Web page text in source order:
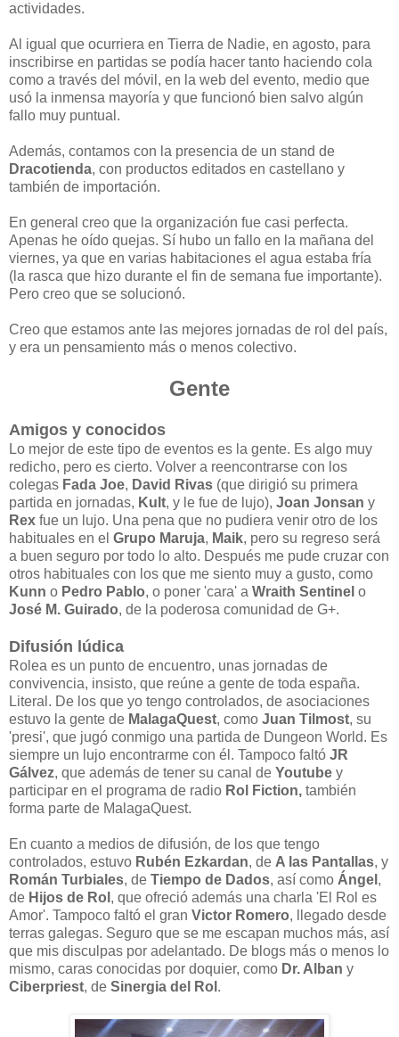
actividades.
Al igual que ocurriera en Tierra de Nadie, en agosto, para
inscribirse en partidas se podía hacer tanto haciendo cola
como a través del móvil, en la web del evento, medio que
usó la inmensa mayoría y que funcionó bien salvo algún
fallo muy puntual.
Además, contamos con la presencia de un stand de
Dracotienda, con productos editados en castellano y
también de importación.
En general creo que la organización fue casi perfecta.
Apenas he oído quejas. Sí hubo un fallo en la mañana del
viernes, ya que en varias habitaciones el agua estaba fría
(la rasca que hizo durante el fin de semana fue importante).
Pero creo que se solucionó.
Creo que estamos ante las mejores jornadas de rol del país,
y era un pensamiento más o menos colectivo.
Gente
Amigos y conocidos
Lo mejor de este tipo de eventos es la gente. Es algo muy
redicho, pero es cierto. Volver a reencontrarse con los
colegas Fada Joe, David Rivas (que dirigió su primera
partida en jornadas, Kult, y le fue de lujo), Joan Jonsan y
Rex fue un lujo. Una pena que no pudiera venir otro de los
habituales en el Grupo Maruja, Maik, pero su regreso será
a buen seguro por todo lo alto. Después me pude cruzar con
otros habituales con los que me siento muy a gusto, como
Kunn o Pedro Pablo, o poner 'cara' a Wraith Sentinel o
José M. Guirado, de la poderosa comunidad de G+.
Difusión lúdica
Rolea es un punto de encuentro, unas jornadas de
convivencia, insisto, que reúne a gente de toda españa.
Literal. De los que yo tengo controlados, de asociaciones
estuvo la gente de MalagaQuest, como Juan Tilmost, su
'presi', que jugó conmigo una partida de Dungeon World. Es
siempre un lujo encontrarme con él. Tampoco faltó JR
Gálvez, que además de tener su canal de Youtube y
participar en el programa de radio Rol Fiction, también
forma parte de MalagaQuest.
En cuanto a medios de difusión, de los que tengo
controlados, estuvo Rubén Ezkardan, de A las Pantallas, y
Román Turbiales, de Tiempo de Dados, así como Ángel ,
de Hijos de Rol , que ofreció además una charla 'El Rol es
Amor'. Tampoco faltó el gran Victor Romero, llegado desde
terras galegas. Seguro que se me escapan muchos más, así
que mis disculpas por adelantado. De blogs más o menos lo
mismo, caras conocidas por doquier, como Dr. Alban y
Ciberpriest, de Sinergia del Rol .